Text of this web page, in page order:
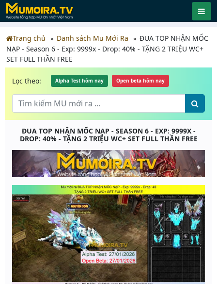
Trang chủ Danh sách Mu Mới Ra
ĐUA TOP NHẬN MỐC
NẠP - Season 6 - Exp: 9999x - Drop: 40% - TẶNG 2 TRIỆU WC+
SET FULL THẦN FREE
Lọc theo: Alpha Test hôm nay Open beta hôm nay
ĐUA TOP NHẬN MỐC NẠP - SEASON 6 - EXP: 9999X -
DROP: 40% - TẶNG 2 TRIỆU WC+ SET FULL THẦN FREE